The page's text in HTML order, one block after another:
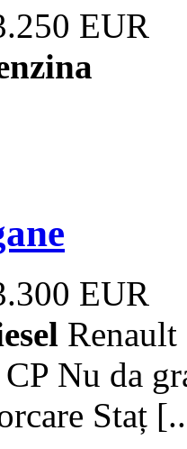
EUR
EUR
Nu da
Staț